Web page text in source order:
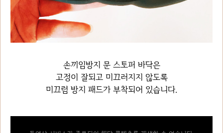
손끼임방지 문 스토퍼 바닥은
고정이 잘되고 미끄러지지 않도록
미끄럼 방지 패드가 부착되어 있습니다.